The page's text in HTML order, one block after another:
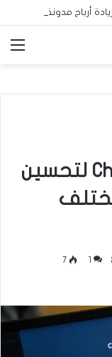
طريقة استخدام ChatGPT لتحسين
1
7